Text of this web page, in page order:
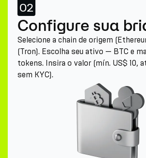
02
Configure sua
Selecione a chain de origem
(Tron). Escolha seu ativo — BTC e
tokens. Insira o valor (mín. US$ 10,
sem KYC).